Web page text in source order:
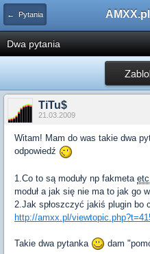
← Pytania
Dwa pytania
TiTu$
21.03.2009
Witam! Mam do was takie dwa
odpowiedź
1.Co to są moduły np fakmeta etc
moduł a jak się nie ma to jak go
2.Jak spłoszczyć jakiś plugin bo
http://amxx.pl/
Takie dwa pytanka dam